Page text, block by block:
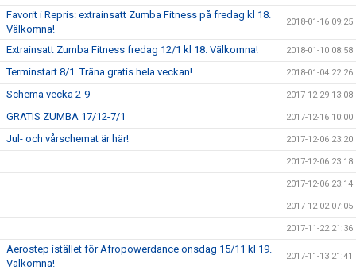
Favorit i Repris: extrainsatt Zumba Fitness på fredag kl 18.
Välkomna!
2018-01-16 09:25
Extrainsatt Zumba Fitness fredag 12/1 kl 18. Välkomna! 2018-01-10 08:58
Terminstart 8/1. Träna gratis hela veckan! 2018-01-04 22:26
Schema vecka 2-9 2017-12-29 13:08
GRATIS ZUMBA 17/12-7/1 2017-12-16 10:00
Jul- och vårschemat är här! 2017-12-06 23:20
2017-12-06 23:18
2017-12-06 23:14
2017-12-02 07:05
2017-11-22 21:36
Aerostep istället för Afropowerdance onsdag 15/11 kl 19.
Välkomna!
2017-11-13 21:41